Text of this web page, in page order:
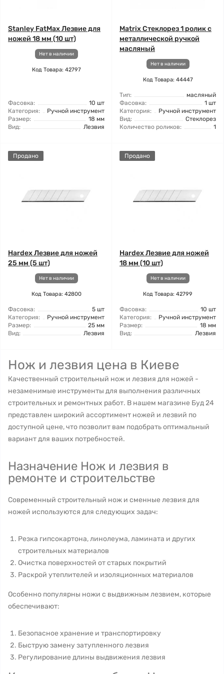
Stanley FatMax Лезвие для
ножей 18 мм (10 шт)
Нет в наличии
Код Товара: 42797
Фасовка:
10 шт
Категория:
Ручной инструмент
Размер:
18 мм
Вид:
Лезвия
Matrix Стеклорез 1 ролик с
металлической ручкой
масляный
Нет в наличии
Код Товара: 44447
Тип:
масляный
Фасовка:
1 шт
Категория:
Ручной инструмент
Вид:
Стеклорез
Количество роликов:
1
Продано
Hardex Лезвие для ножей
25 мм (5 шт)
Нет в наличии
Код Товара: 42800
Фасовка:
5 шт
Категория:
Ручной инструмент
Размер:
25 мм
Вид:
Лезвия
Продано
Hardex Лезвие для ножей
18 мм (10 шт)
Нет в наличии
Код Товара: 42799
Фасовка:
10 шт
Категория:
Ручной инструмент
Размер:
18 мм
Вид:
Лезвия
Нож и лезвия цена в Киеве
Качественный строительный нож и лезвия для ножей -
незаменимые инструменты для выполнения различных
строительных и ремонтных работ. В нашем магазине Буд 24
представлен широкий ассортимент ножей и лезвий по
доступной цене, что позволит вам подобрать оптимальный
вариант для ваших потребностей.
Назначение Нож и лезвия в
ремонте и строительстве
Современный строительный нож и сменные лезвия для
ножей используются для следующих задач:
Резка гипсокартона, линолеума, ламината и других
строительных материалов
Очистка поверхностей от старых покрытий
Раскрой утеплителей и изоляционных материалов
Особенно популярны ножи с выдвижным лезвием, которые
обеспечивают:
Безопасное хранение и транспортировку
Быструю замену затупленного лезвия
Регулирование длины выдвижения лезвия